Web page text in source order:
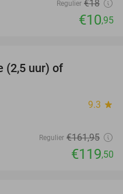
Regulier €18
€10,95
(2,5 uur) of
9.3 star
Regulier €161,95
€119,50